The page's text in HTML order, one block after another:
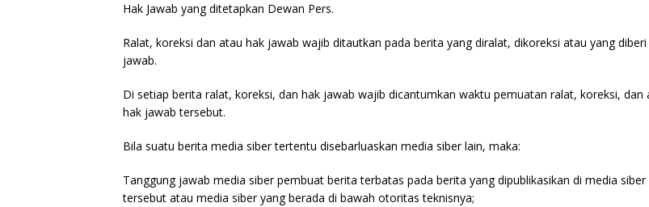
Hak Jawab yang ditetapkan Dewan Pers.
Ralat, koreksi dan atau hak jawab wajib ditautkan pada berita yang diralat, dikoreksi atau yang
jawab.
Di setiap berita ralat, koreksi, dan hak jawab wajib dicantumkan waktu pemuatan ralat, koreksi, dan
hak jawab tersebut.
Bila suatu berita media siber tertentu disebarluaskan media siber lain, maka:
Tanggung jawab media siber pembuat berita terbatas pada berita yang dipublikasikan di media siber
tersebut atau media siber yang berada di bawah otoritas teknisnya;